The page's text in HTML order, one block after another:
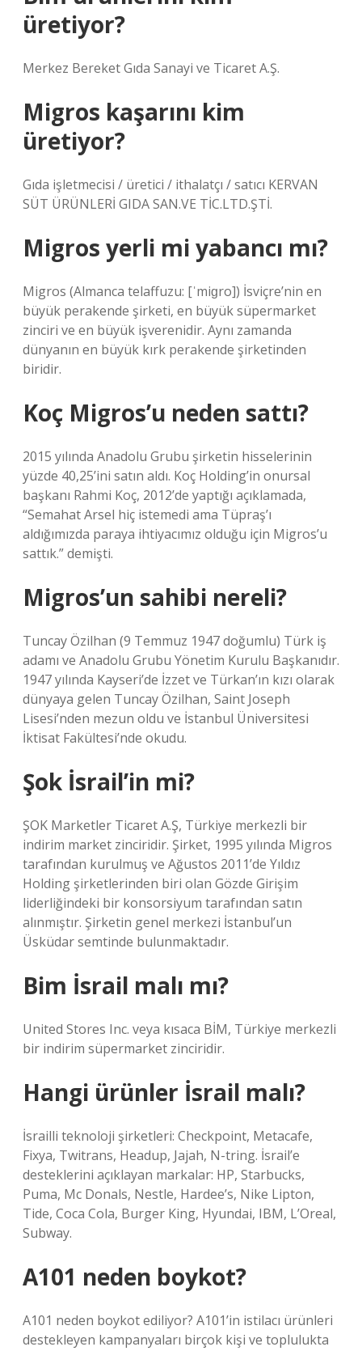
üretiyor?
Merkez Bereket Gıda Sanayi ve Ticaret A.Ş.
Migros kaşarını kim
üretiyor?
Gıda işletmecisi / üretici / ithalatçı / satıcı KERVAN
SÜT ÜRÜNLERİ GIDA SAN.VE TİC.LTD.ŞTİ.
Migros yerli mi yabancı mı?
Migros (Almanca telaffuzu: [ˈmiɡro]) İsviçre’nin en
büyük perakende şirketi, en büyük süpermarket
zinciri ve en büyük işverenidir. Aynı zamanda
dünyanın en büyük kırk perakende şirketinden
biridir.
Koç Migros’u neden sattı?
2015 yılında Anadolu Grubu şirketin hisselerinin
yüzde 40,25’ini satın aldı. Koç Holding’in onursal
başkanı Rahmi Koç, 2012’de yaptığı açıklamada,
“Semahat Arsel hiç istemedi ama Tüpraş’ı
aldığımızda paraya ihtiyacımız olduğu için Migros’u
sattık.” demişti.
Migros’un sahibi nereli?
Tuncay Özilhan (9 Temmuz 1947 doğumlu) Türk iş
adamı ve Anadolu Grubu Yönetim Kurulu Başkanıdır.
1947 yılında Kayseri’de İzzet ve Türkan’ın kızı olarak
dünyaya gelen Tuncay Özilhan, Saint Joseph
Lisesi’nden mezun oldu ve İstanbul Üniversitesi
İktisat Fakültesi’nde okudu.
Şok İsrail’in mi?
ŞOK Marketler Ticaret A.Ş, Türkiye merkezli bir
indirim market zinciridir. Şirket, 1995 yılında Migros
tarafından kurulmuş ve Ağustos 2011’de Yıldız
Holding şirketlerinden biri olan Gözde Girişim
liderliğindeki bir konsorsiyum tarafından satın
alınmıştır. Şirketin genel merkezi İstanbul’un
Üsküdar semtinde bulunmaktadır.
Bim İsrail malı mı?
United Stores Inc. veya kısaca BİM, Türkiye merkezli
bir indirim süpermarket zinciridir.
Hangi ürünler İsrail malı?
İsrailli teknoloji şirketleri: Checkpoint, Metacafe,
Fixya, Twitrans, Headup, Jajah, N-tring. İsrail’e
desteklerini açıklayan markalar: HP, Starbucks,
Puma, Mc Donals, Nestle, Hardee’s, Nike Lipton,
Tide, Coca Cola, Burger King, Hyundai, IBM, L’Oreal,
Subway.
A101 neden boykot?
A101 neden boykot ediliyor? A101’in istilacı ürünleri
destekleyen kampanyaları birçok kişi ve toplulukta